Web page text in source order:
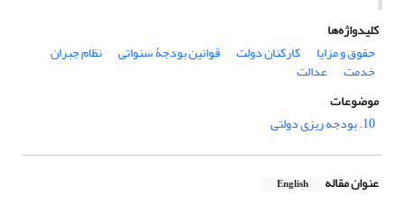
کلیدواژه‌ها
حقوق و مزایا
کارکنان دولت قوانین بودجۀ سنواتی نظام جبران
خدمت
عدالت
موضوعات
10. بودجه ریزی دولتی
عنوان مقاله English